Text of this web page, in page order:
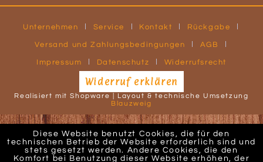
Unternehmen Service Kontakt Rückgabe
Versand und Zahlungsbedingungen AGB
Impressum Datenschutz Widerrufsrecht
Widerruf erklären
Realisiert mit Shopware | Layout & technische Umsetzung
Blauzweig
Diese Website benutzt Cookies, die für den
technischen Betrieb der Website erforderlich sind und
stets gesetzt werden. Andere Cookies, die den
Komfort bei Benutzung dieser Website erhöhen, der